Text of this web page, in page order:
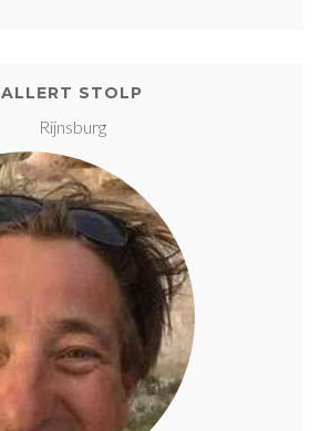
ALLERT STOLP
Rijnsburg